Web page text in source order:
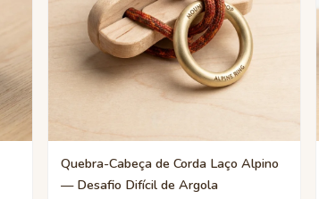
Quebra-Cabeça de Corda Laço Alpino
— Desafio Difícil de Argola